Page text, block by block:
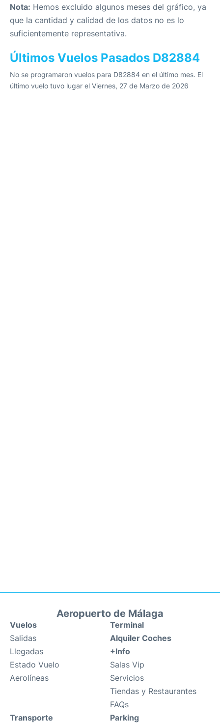
Nota: Hemos excluido algunos meses del gráfico, ya
que la cantidad y calidad de los datos no es lo
suficientemente representativa.
Últimos Vuelos Pasados D82884
No se programaron vuelos para D82884 en el último mes. El
último vuelo tuvo lugar el Viernes, 27 de Marzo de 2026
Aeropuerto de Málaga
Vuelos
Salidas
Llegadas
Estado Vuelo
Aerolíneas
Terminal
Alquiler Coches
+Info
Salas Vip
Servicios
Tiendas y Restaurantes
FAQs
Transporte
Parking